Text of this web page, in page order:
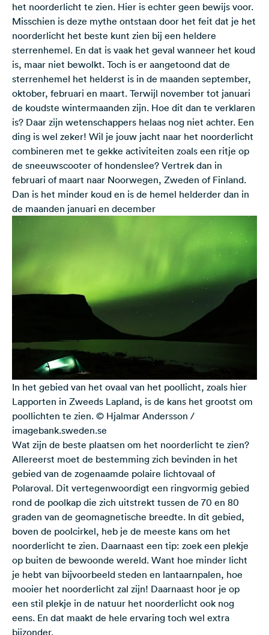
het noorderlicht te zien. Hier is echter geen bewijs voor.
Misschien is deze mythe ontstaan door het feit dat je het
noorderlicht het beste kunt zien bij een heldere
sterrenhemel. En dat is vaak het geval wanneer het koud
is, maar niet bewolkt. Toch is er aangetoond dat de
sterrenhemel het helderst is in de maanden september,
oktober, februari en maart. Terwijl november tot januari
de koudste wintermaanden zijn. Hoe dit dan te verklaren
is? Daar zijn wetenschappers helaas nog niet achter. Een
ding is wel zeker! Wil je jouw jacht naar het noorderlicht
combineren met te gekke activiteiten zoals een ritje op
de sneeuwscooter of hondenslee? Vertrek dan in
februari of maart naar Noorwegen, Zweden of Finland.
Dan is het minder koud en is de hemel helderder dan in
de maanden januari en december
In het gebied van het ovaal van het poollicht, zoals hier
Lapporten in Zweeds Lapland, is de kans het grootst om
poollichten te zien. © Hjalmar Andersson /
imagebank.sweden.se
Wat zijn de beste plaatsen om het noorderlicht te zien?
Allereerst moet de bestemming zich bevinden in het
gebied van de zogenaamde polaire lichtovaal of
Polaroval. Dit vertegenwoordigt een ringvormig gebied
rond de poolkap die zich uitstrekt tussen de 70 en 80
graden van de geomagnetische breedte. In dit gebied,
boven de poolcirkel, heb je de meeste kans om het
noorderlicht te zien. Daarnaast een tip: zoek een plekje
op buiten de bewoonde wereld. Want hoe minder licht
je hebt van bijvoorbeeld steden en lantaarnpalen, hoe
mooier het noorderlicht zal zijn! Daarnaast hoor je op
een stil plekje in de natuur het noorderlicht ook nog
eens. En dat maakt de hele ervaring toch wel extra
bijzonder.